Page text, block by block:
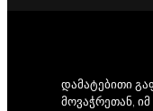
დამატებითი
მოვაჭრეთან,